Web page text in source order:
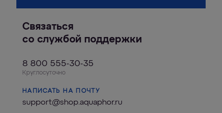
Связаться
со службой поддержки
8 800 555-30-35
Круглосуточно
НАПИСАТЬ НА ПОЧТУ
support@shop.aquaphor.ru